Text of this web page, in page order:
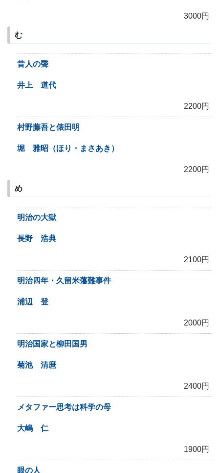
3000円
む
昔人の聲
井上 道代
2200円
村野藤吾と俵田明
堀 雅昭（ほり・まさあき）
2200円
め
明治の大獄
長野 浩典
2100円
明治四年・久留米藩難事件
浦辺 登
2000円
明治国家と柳田国男
菊池 清麿
2400円
メタファー思考は科学の母
大嶋 仁
1900円
眼の人